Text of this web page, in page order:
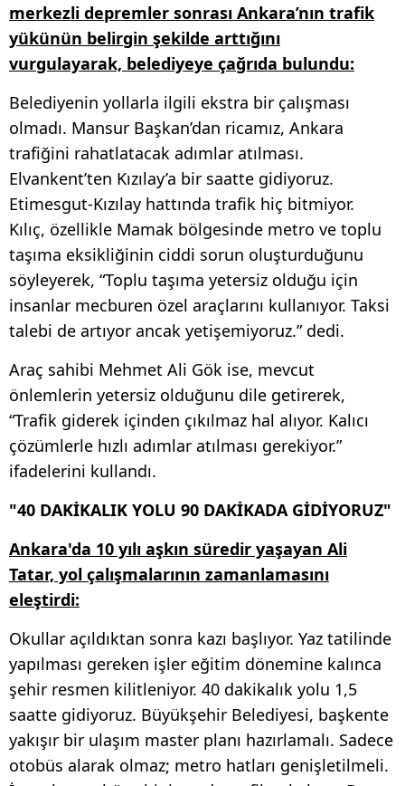
merkezli depremler sonrası Ankara’nın trafik
yükünün belirgin şekilde arttığını
vurgulayarak, belediyeye çağrıda bulundu:
Belediyenin yollarla ilgili ekstra bir çalışması
olmadı. Mansur Başkan’dan ricamız, Ankara
trafiğini rahatlatacak adımlar atılması.
Elvankent’ten Kızılay’a bir saatte gidiyoruz.
Etimesgut-Kızılay hattında trafik hiç bitmiyor.
Kılıç, özellikle Mamak bölgesinde metro ve toplu
taşıma eksikliğinin ciddi sorun oluşturduğunu
söyleyerek, “Toplu taşıma yetersiz olduğu için
insanlar mecburen özel araçlarını kullanıyor. Taksi
talebi de artıyor ancak yetişemiyoruz.” dedi.
Araç sahibi Mehmet Ali Gök ise, mevcut
önlemlerin yetersiz olduğunu dile getirerek,
“Trafik giderek içinden çıkılmaz hal alıyor. Kalıcı
çözümlerle hızlı adımlar atılması gerekiyor.”
ifadelerini kullandı.
"40 DAKİKALIK YOLU 90 DAKİKADA GİDİYORUZ"
Ankara'da 10 yılı aşkın süredir yaşayan Ali
Tatar, yol çalışmalarının zamanlamasını
eleştirdi:
Okullar açıldıktan sonra kazı başlıyor. Yaz tatilinde
yapılması gereken işler eğitim dönemine kalınca
şehir resmen kilitleniyor. 40 dakikalık yolu 1,5
saatte gidiyoruz. Büyükşehir Belediyesi, başkente
yakışır bir ulaşım master planı hazırlamalı. Sadece
otobüs alarak olmaz; metro hatları genişletilmeli.